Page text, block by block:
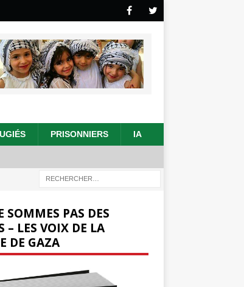
PRISONNIERS IA
SOMMES PAS DES
– LES VOIX DE LA
DE GAZA